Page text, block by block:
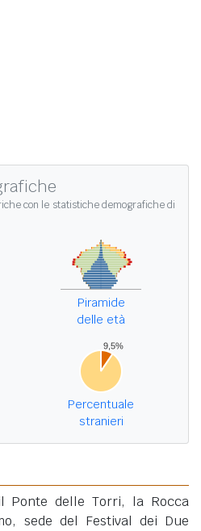
con le statistiche demografiche di
Piramide
delle età
Percentuale
stranieri
Ponte delle Torri, la Rocca
sede del Festival dei Due